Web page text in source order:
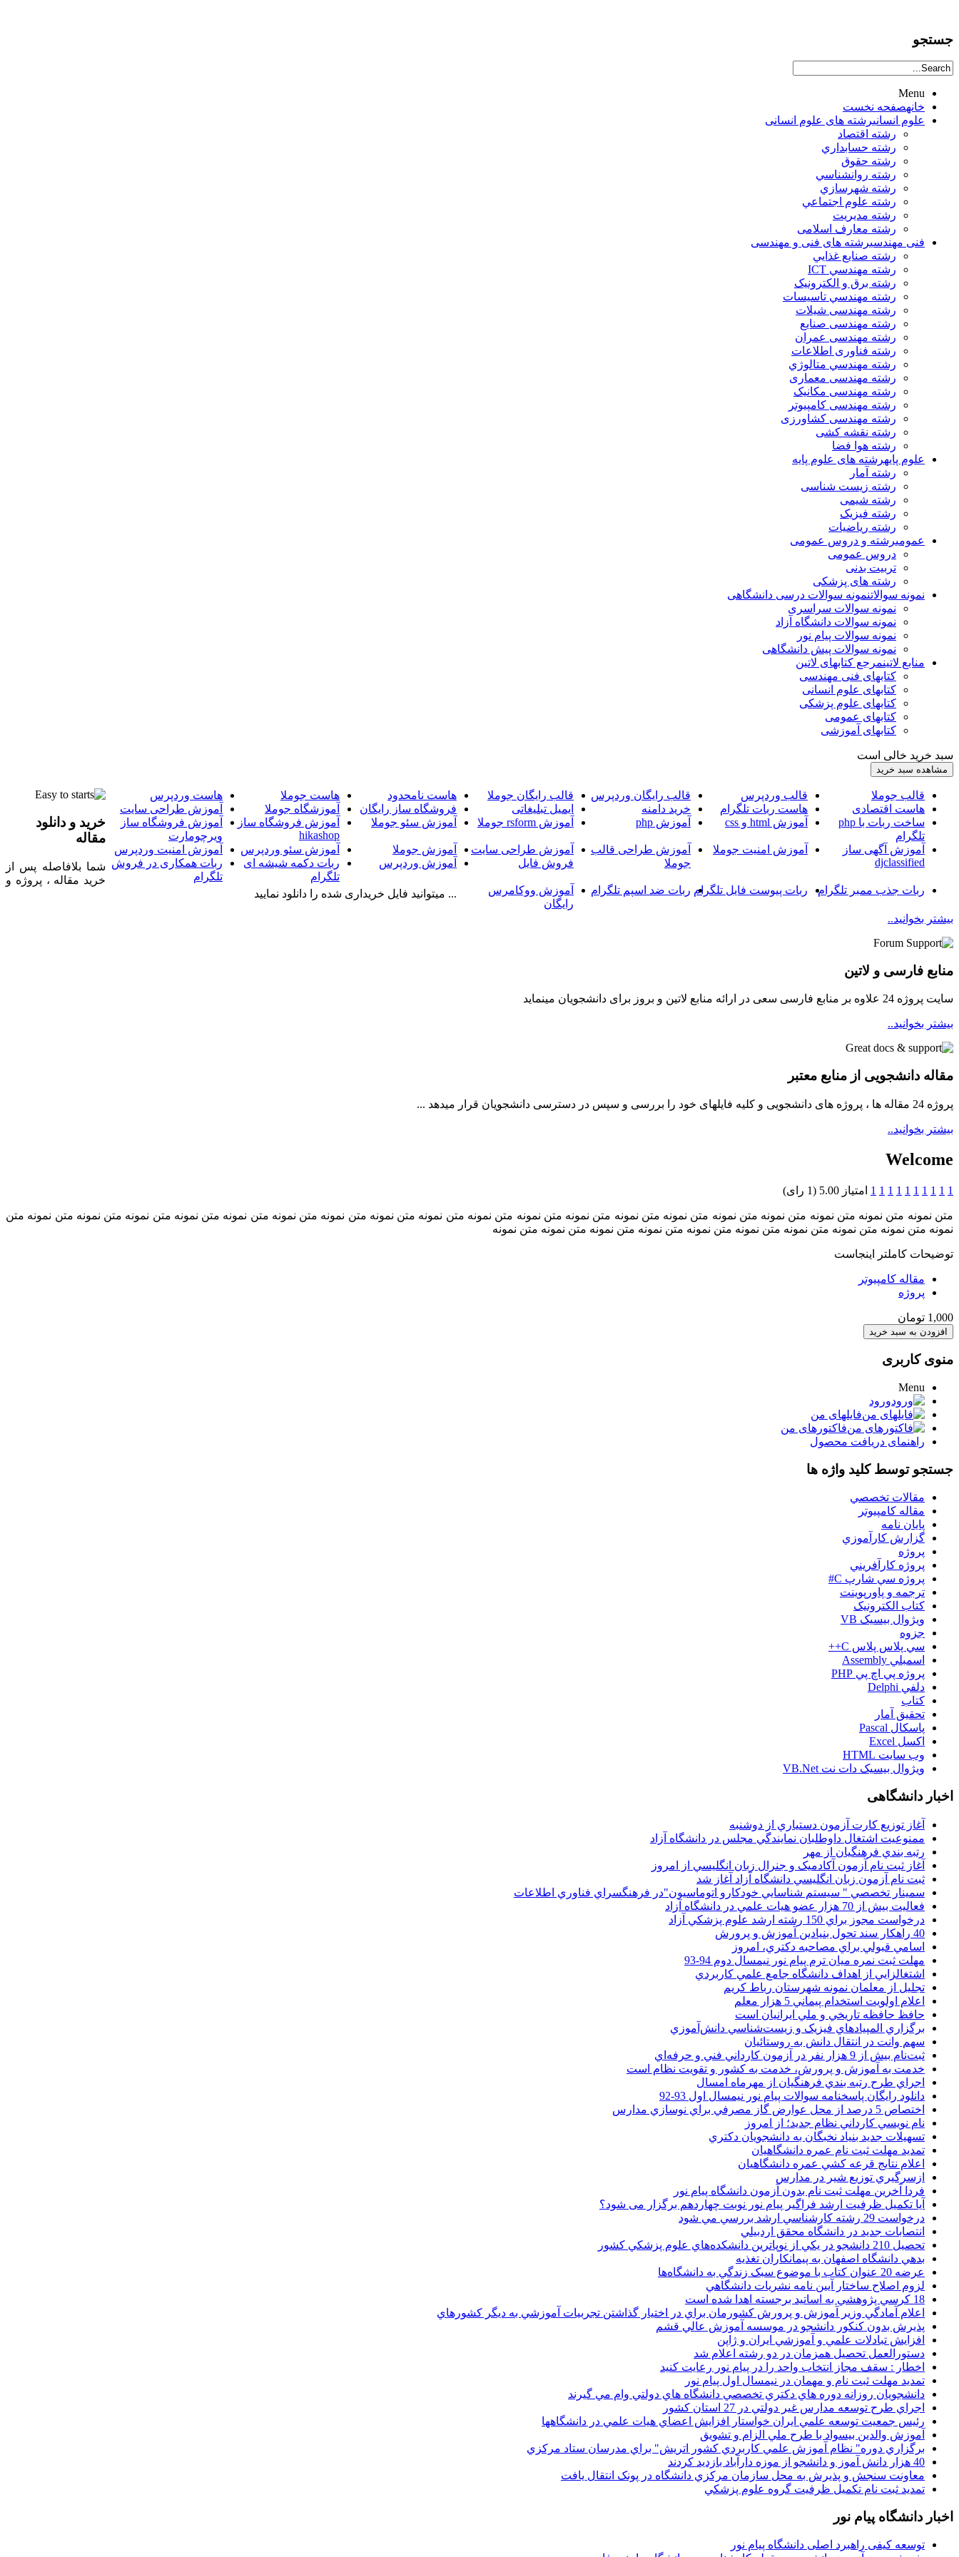
جستجو
Menu
خانهصفحه نخست
علوم انسانيرشته های علوم انسانی
رشته اقتصاد
رشته حسابداري
رشته حقوق
رشته روانشناسي
رشته شهرسازي
رشته علوم اجتماعي
رشته مديريت
رشته معارف اسلامی
فنی مهندسیرشته های فنی و مهندسی
رشته صنايع غذايي
رشته مهندسي ICT
رشته برق و الکترونيک
رشته مهندسي تاسيسات
رشته مهندسی شیلات
رشته مهندسی صنایع
رشته مهندسی عمران
رشته فناوری اطلاعات
رشته مهندسي متالوژي
رشته مهندسی معماری
رشته مهندسی مکانیک
رشته مهندسی کامپیوتر
رشته مهندسی کشاورزی
رشته نقشه کشی
رشته هوا فضا
علوم پایهرشته های علوم پایه
رشته آمار
رشته زیست شناسی
رشته شیمی
رشته فیزیک
رشته ریاضیات
عمومیرشته و دروس عمومی
دروس عمومی
تربیت بدنی
رشته های پزشکی
نمونه سوالاتنمونه سوالات درسی دانشگاهی
نمونه سوالات سراسری
نمونه سوالات دانشگاه آزاد
نمونه سوالات پیام نور
نمونه سوالات پیش دانشگاهی
منابع لاتینمرجع کتابهای لاتین
کتابهای فنی مهندسی
کتابهای علوم انسانی
کتابهای علوم پزشکی
کتابهای عمومی
کتابهای آموزشی
سبد خرید خالی است
قالب جوملا قالب وردپرس قالب رایگان وردپرس قالب رایگان جوملا هاست نامحدود هاست جوملا
هاست وردپرس
هاست اقتصادی
هاست ربات تلگرام خرید دامنه ایمیل تبلیغاتی فروشگاه ساز رایگان آموزشگاه جوملا
آموزش طراحی سایت
ساخت ربات با php
تلگرام
آموزش html و css آموزش php آموزش rsform جوملا آموزش سئو جوملا
آموزش فروشگاه ساز
hikashop
آموزش فروشگاه ساز
ویرچومارت
آموزش آگهی ساز
djclassified
آموزش امنیت جوملا
آموزش طراحی قالب
جوملا
آموزش طراحی سایت
فروش فایل
آموزش جوملا آموزش سئو وردپرس
آموزش امنیت وردپرس
آموزش وردپرس
ربات دکمه شیشه ای
تلگرام
ربات همکاری در فروش
تلگرام
ربات جذب ممبر تلگرام
ربات پیوست فایل تلگرام ربات ضد اسپم تلگرام
آموزش ووکامرس
رایگان
خرید و دانلود
مقاله
شما بلافاصله پس از
خرید مقاله ، پروژه و
... میتوانید فایل خریداری شده را دانلود نمایید
بیشتر بخوانید..
منابع فارسی و لاتین
سایت پروژه 24 علاوه بر منابع فارسی سعی در ارائه منابع لاتین و بروز برای دانشجویان مینماید
بیشتر بخوانید..
مقاله دانشجویی از منابع معتبر
پروژه 24 مقاله ها ، پروژه های دانشجویی و کلیه فایلهای خود را بررسی و سپس در دسترسی دانشجویان قرار میدهد ...
بیشتر بخوانید..
Welcome
1
1
1
1
1
1
1
1
1
1 امتیاز 5.00 (1 رای)
متن نمونه متن نمونه متن نمونه متن نمونه متن نمونه متن نمونه متن نمونه متن نمونه متن نمونه متن نمونه متن نمونه متن نمونه متن نمونه متن نمونه متن نمونه متن نمونه متن نمونه متن نمونه متن نمونه متن
نمونه متن نمونه متن نمونه متن نمونه متن نمونه متن نمونه متن نمونه متن نمونه متن نمونه متن نمونه
توضیحات کاملتر اینجاست
مقاله کامپیوتر
پروژه
1,000 تومان
منوی کاربری
Menu
ورود
فایلهای من
فاکتورهای من
راهنمای دریافت محصول
جستجو توسط کلید واژه ها
مقالات تخصصي
مقاله کامپیوتر
پایان نامه
گزارش کارآموزي
پروژه
پروژه کارآفريني
پروژه سي شارپ C#
ترجمه و پاورپوينت
کتاب الکترونيک
ويژوال بيسيک VB
جزوه
سي پلاس پلاس C++
اسمبلي Assembly
پروژه پي اچ پي PHP
دلفي Delphi
کتاب
تحقيق آمار
پاسکال Pascal
اکسل Excel
وب سايت HTML
ويژوال بيسيک دات نت VB.Net
اخبار دانشگاهی
آغاز توزيع کارت آزمون دستياري از دوشنبه
ممنوعيت اشتغال داوطلبان نمايندگي مجلس در دانشگاه آزاد
رتبه بندي فرهنگيان از مهر
آغاز ثبت نام آزمون آکادميک و جنرال زبان انگليسي از امروز
ثبت نام آزمون زبان انگليسي دانشگاه آزاد آغاز شد
سمينار تخصصي " سيستم شناسايي خودکارو اتوماسيون"در فرهنگسراي فناوري اطلاعات
فعاليت بيش از 70 هزار عضو هيات علمي در دانشگاه آزاد
درخواست مجوز براي 150 رشته ارشد علوم پزشکي آزاد
40 راهکار سند تحول بنيادين آموزش و پرورش
اسامي قبولي براي مصاحبه دکتري، امروز
مهلت ثبت نمره میان ترم پیام نور نیمسال دوم 94-93
اشتغالزايي از اهداف دانشگاه جامع علمي کاربردي
تجليل از معلمان نمونه شهرستان رباط کريم
اعلام اولويت استخدام پيماني 5 هزار معلم
حافظ حافظه تاريخي و ملي ايرانيان است
برگزاري المپيادهاي فيزيک و زيست‌شناسي دانش‌آموزي
سهم وانت در انتقال دانش به روستائيان
ثبت‌نام بيش از 9 هزار نفر در آزمون کارداني فني و حرفه‌اي
خدمت به آموزش و پرورش، خدمت به کشور و تقويت نظام است
اجراي طرح رتبه بندي فرهنگيان از مهرماه امسال
دانلود رایگان پاسخنامه سوالات پیام نور نیمسال اول 93-92
اختصاص 5 درصد از محل عوارض گاز مصرفي براي نوسازي مدارس
نام نويسي کارداني نظام جديد؛ از امروز
تسهيلات جديد بنياد نخبگان به دانشجويان دکتري
تمديد مهلت ثبت نام عمره دانشگاهيان
اعلام نتايج قرعه کشي عمره دانشگاهيان
ازسرگيري توزيع شير در مدارس
فردا آخرین مهلت ثبت نام بدون آزمون دانشگاه پیام نور
آیا تکمیل ظرفیت ارشد فراگیر پیام نور نوبت چهاردهم برگزار می شود؟
درخواست 29 رشته کارشناسي ارشد بررسي مي شود
انتصابات جديد در دانشگاه محقق اردبيلي
تحصيل 210 دانشجو در يکي از نوپاترين دانشکده‌هاي علوم پزشکي کشور
بدهي دانشگاه اصفهان به پيمانکاران تغذيه
عرضه 20 عنوان کتاب با موضوع سبک زندگي به دانشگاه‌ها
لزوم اصلاح ساختار آيين نامه نشريات دانشگاهي
18 کرسي پژوهشي به اساتيد برجسته اهدا شده است
اعلام آمادگي وزير آموزش و پرورش کشورمان براي در اختيار گذاشتن تجربيات آموزشي به ديگر کشورهاي
پذيرش بدون کنکور دانشجو در موسسه آموزش عالي قشم
افزايش تبادلات علمي و آموزشي ايران و ژاپن
دستورالعمل تحصیل همزمان در دو رشته اعلام شد
اخطار : سقف مجاز انتخاب واحد را در پیام نور رعایت کنید
تمدید مهلت ثبت نام و مهمان در نیمسال اول پیام نور
دانشجويان روزانه دوره هاي دكتري تخصصي دانشگاه هاي دولتي وام مي گيرند
اجراي طرح توسعه مدارس غير دولتي در 27 استان کشور
رئيس جمعيت توسعه علمي ايران خواستار افزايش اعضاي هيات علمي در دانشگاهها
آموزش والدين بيسواد با طرح ملي الزام و تشويق
برگزاري دوره" نظام آموزش علمي كاربردي كشور اتريش" براي مدرسان ستاد مرکزي
40 هزار دانش آموز و دانشجو از موزه دارآباد بازديد کردند
معاونت سنجش و پذيرش به محل سازمان مرکزي دانشگاه در پونک انتقال يافت
تمديد ثبت نام تکميل ظرفيت گروه علوم پزشکي
اخبار دانشگاه پیام نور
توسعه کیفی راهبرد اصلی دانشگاه پیام نور